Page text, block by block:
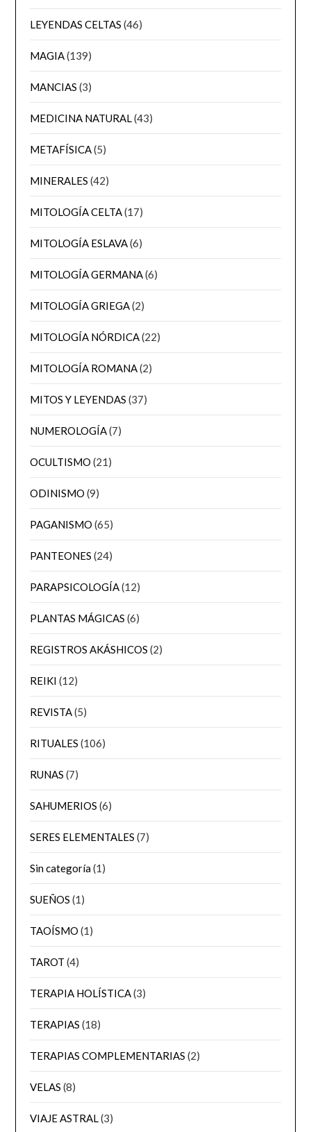
LEYENDAS CELTAS (46)
MAGIA(139)
MANCIAS (3)
MEDICINA NATURAL(43)
METAFÍSICA(5)
MINERALES (42)
MITOLOGÍA CELTA(17)
MITOLOGÍA ESLAVA(6)
MITOLOGÍA GERMANA(6)
MITOLOGÍA GRIEGA(2)
MITOLOGÍA NÓRDICA(22)
MITOLOGÍA ROMANA(2)
MITOS Y LEYENDAS (37)
NUMEROLOGÍA(7)
OCULTISMO (21)
ODINISMO (9)
PAGANISMO (65)
PANTEONES (24)
PARAPSICOLOGÍA(12)
PLANTAS MÁGICAS (6)
REGISTROS AKÁSHICOS (2)
REIKI (12)
REVISTA(5)
RITUALES (106)
RUNAS (7)
SAHUMERIOS (6)
SERES ELEMENTALES (7)
Sin categoría(1)
SUEÑOS (1)
TAOÍSMO (1)
TAROT (4)
TERAPIA HOLÍSTICA(3)
TERAPIAS (18)
TERAPIAS COMPLEMENTARIAS (2)
VELAS (8)
VIAJE ASTRAL(3)